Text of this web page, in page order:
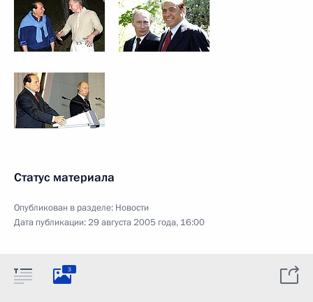
Статус материала
Опубликован в разделе: Новости
Дата публикации:29 августа 2005 года, 16:00
3